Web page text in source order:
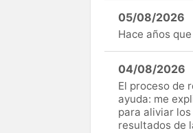
05/08/2026
Hace años
04/08/2026
El proceso de
ayuda: me
para aliviar
resultados de